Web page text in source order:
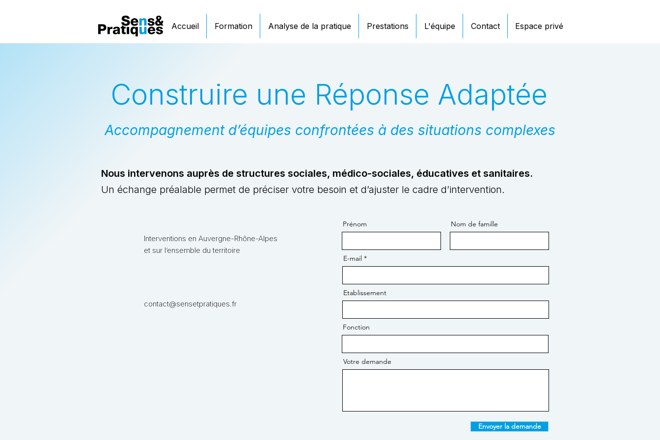
Accueil Formation Analyse de la pratique Prestations L'équipe Contact Espace privé
Construire une Réponse Adaptée
Accompagnement d’équipes confrontées à des situations complexes
Nous intervenons auprès de structures sociales, médico-sociales, éducatives et sanitaires.
Un échange préalable permet de préciser votre besoin et d’ajuster le cadre d’intervention.
Interventions en Auvergne-Rhône-Alpes
et sur l’ensemble du territoire
contact@sensetpratiques.fr
Prénom Nom de famille
E-mail
Etablissement
Fonction
Votre demande
Envoyer la demande